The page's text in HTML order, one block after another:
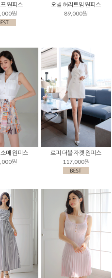
원피스
원
오넬 허리트임 원피스
89,000원
매 원피스
원
로피 더블 자켓 원피스
117,000원